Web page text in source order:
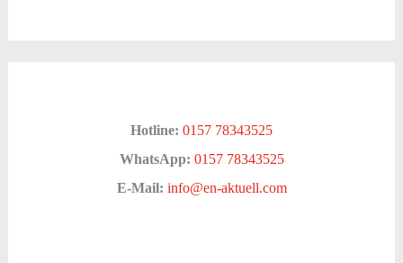
Hotline: 0157 78343525
WhatsApp: 0157 78343525
E-Mail: info@en-aktuell.com